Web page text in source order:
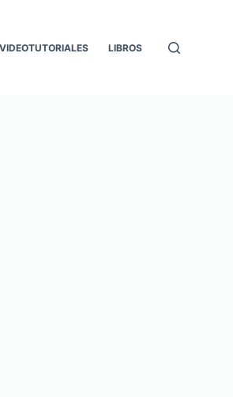
VIDEOTUTORIALES LIBROS